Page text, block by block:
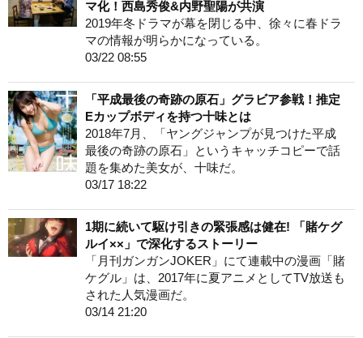
マ化！西島秀俊&内野聖陽が共演
2019年冬ドラマが幕を閉じる中、徐々に春ドラ
マの情報が明らかになっている。
03/22 08:55
「平成最後の奇跡の原石」グラビア参戦！推定
Eカップボディを持つ十味とは
2018年7月、「ヤングジャンプが見つけた平成
最後の奇跡の原石」というキャッチコピーで話
題を集めた美女が、十味だ。
03/17 18:22
1期に続いて駆け引きの緊張感は健在! 「賭ケグ
ルイ××」で深化するストーリー
「月刊ガンガンJOKER」にて連載中の漫画「賭
ケグル」は、2017年に夏アニメとしてTV放送も
された人気漫画だ。
03/14 21:20